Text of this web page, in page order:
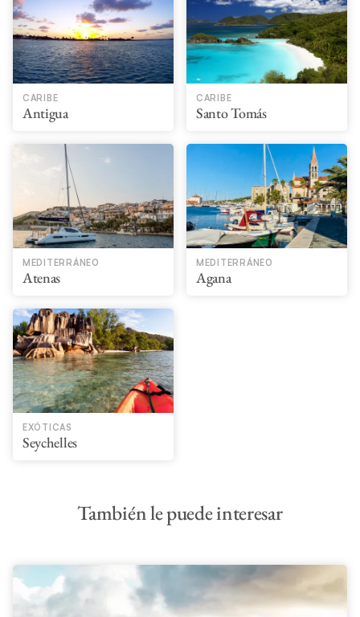
CARIBE
Antigua
CARIBE
Santo Tomás
MEDITERRÁNEO
Atenas
MEDITERRÁNEO
Agana
EXÓTICAS
Seychelles
También le puede interesar